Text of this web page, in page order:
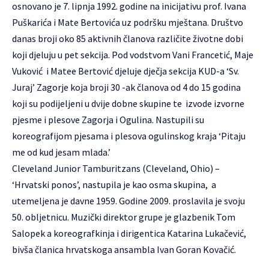
osnovano je 7. lipnja 1992. godine na inicijativu prof. Ivana
Puškarića i Mate Bertovića uz podršku mještana. Društvo
danas broji oko 85 aktivnih članova različite životne dobi
koji djeluju u pet sekcija. Pod vodstvom Vani Francetić, Maje
Vuković i Matee Bertović djeluje dječja sekcija KUD-a ‘Sv.
Juraj’ Zagorje koja broji 30 -ak članova od 4 do 15 godina
koji su podijeljeni u dvije dobne skupine te izvode izvorne
pjesme i plesove Zagorja i Ogulina. Nastupili su
koreografijom pjesama i plesova ogulinskog kraja ‘Pitaju
me od kud jesam mlada.’
Cleveland Junior Tamburitzans (Cleveland, Ohio) –
‘Hrvatski ponos’, nastupila je kao osma skupina, a
utemeljena je davne 1959. Godine 2009. proslavila je svoju
50. obljetnicu. Muzički direktor grupe je glazbenik Tom
Salopek a koreografkinja i dirigentica Katarina Lukačević,
bivša članica hrvatskoga ansambla Ivan Goran Kovačić.